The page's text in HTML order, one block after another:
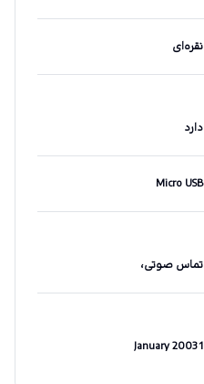
نقره‌ای
دارد
Micro USB
تماس صوتی،
1 January 2003